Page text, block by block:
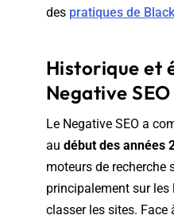
des pratiques de
Historique et
Negative SEO
Le Negative SEO a
au début des années
moteurs de recherche
principalement sur
classer les sites. Face